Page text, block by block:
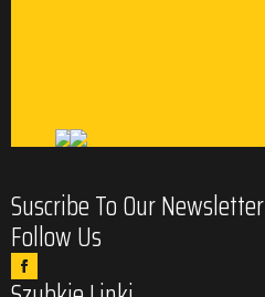
Suscribe To Our Newsletter
Follow Us